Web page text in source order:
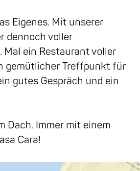
Eigenes. Mit unserer
dennoch voller
Mal ein Restaurant voller
gemütlicher Treffpunkt für
gutes Gespräch und ein
Dach. Immer mit einem
Cara!